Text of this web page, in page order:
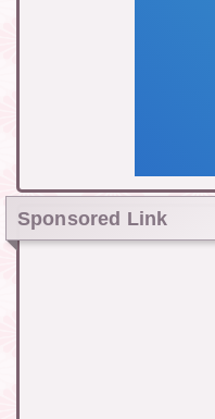
Sponsored Link